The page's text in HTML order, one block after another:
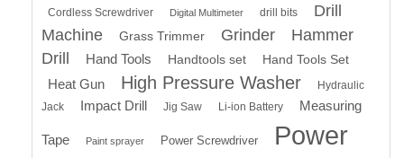
Cordless Screwdriver Digital Multimeter drill bits
Drill
Machine
Grass Trimmer Grinder
Hammer
Drill
Hand Tools Handtools set Hand Tools Set
Heat Gun High Pressure Washer
Hydraulic
Jack
Impact Drill Jig Saw Li-ion Battery Measuring
Tape Paint sprayer Power Screwdriver
Power